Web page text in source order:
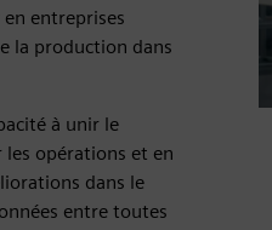
entreprises
la production dans
à unir le
opérations et en
dans le
entre toutes